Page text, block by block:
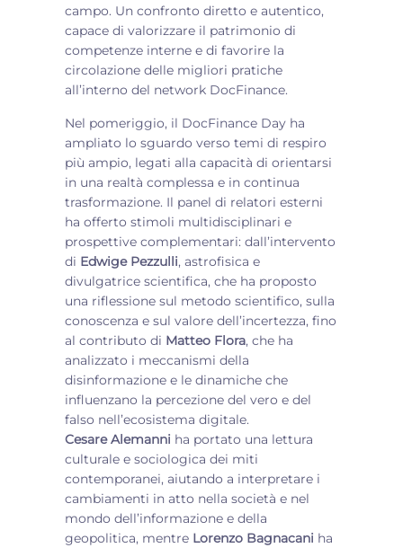
campo. Un confronto diretto e autentico,
capace di valorizzare il patrimonio di
competenze interne e di favorire la
circolazione delle migliori pratiche
all’interno del network DocFinance.
Nel pomeriggio, il DocFinance Day ha
ampliato lo sguardo verso temi di respiro
più ampio, legati alla capacità di orientarsi
in una realtà complessa e in continua
trasformazione. Il panel di relatori esterni
ha offerto stimoli multidisciplinari e
prospettive complementari: dall’intervento
di Edwige Pezzulli, astrofisica e
divulgatrice scientifica, che ha proposto
una riflessione sul metodo scientifico, sulla
conoscenza e sul valore dell’incertezza, fino
al contributo di Matteo Flora, che ha
analizzato i meccanismi della
disinformazione e le dinamiche che
influenzano la percezione del vero e del
falso nell’ecosistema digitale.
Cesare Alemanni ha portato una lettura
culturale e sociologica dei miti
contemporanei, aiutando a interpretare i
cambiamenti in atto nella società e nel
mondo dell’informazione e della
geopolitica, mentre Lorenzo Bagnacani ha